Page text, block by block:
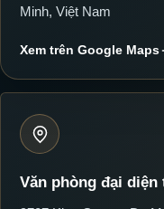
Minh, Việt Nam
Xem trên Google Maps
Văn phòng đại diện